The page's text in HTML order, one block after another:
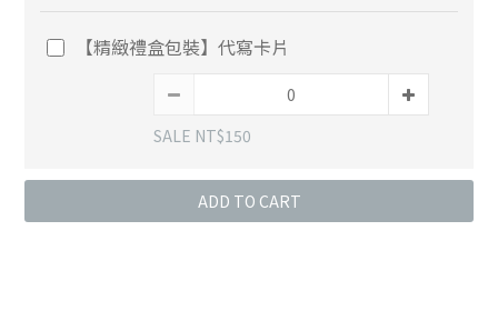
【精緻禮盒包裝】代寫卡片
SALE NT$150
ADD TO CART